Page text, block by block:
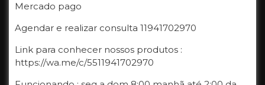
Mercado pago
Agendar e realizar consulta 11941702970
Link para conhecer nossos produtos :
https://wa.me/c/5511941702970